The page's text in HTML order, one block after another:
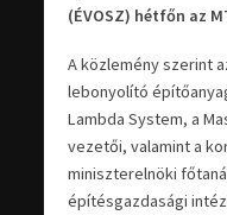
(ÉVOSZ) hétfőn az
A közlemény szerint
lebonyolító
Lambda System, a
vezetői, valamint a
miniszterelnöki
építésgazdasági